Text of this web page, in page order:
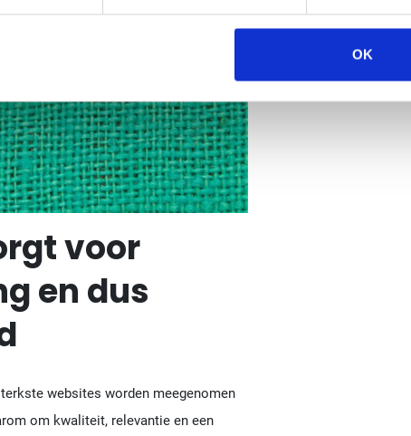
OK
voor
en dus
websites worden meegenomen
om kwaliteit, relevantie en een